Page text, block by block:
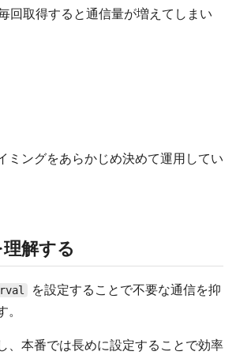
回取得すると通信量が増えてしまい
ミングをあらかじめ決めて運用してい
解する
を設定することで不要な通信を抑
、本番では長めに設定することで効率